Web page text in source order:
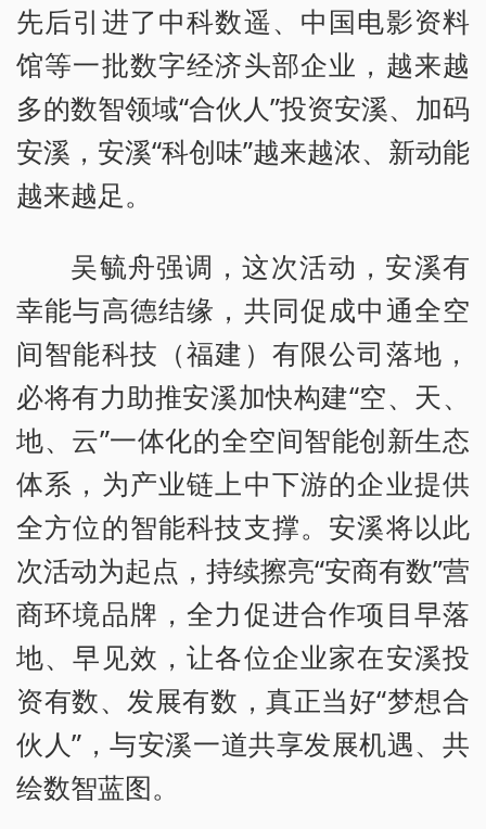
先后引进了中科数遥、中国电影资料
馆等一批数字经济头部企业，越来越
多的数智领域“合伙人”投资安溪、加码
安溪，安溪“科创味”越来越浓、新动能
越来越足。
吴毓舟强调，这次活动，安溪有
幸能与高德结缘，共同促成中通全空
间智能科技（福建）有限公司落地，
必将有力助推安溪加快构建“空、天、
地、云”一体化的全空间智能创新生态
体系，为产业链上中下游的企业提供
全方位的智能科技支撑。安溪将以此
次活动为起点，持续擦亮“安商有数”营
商环境品牌，全力促进合作项目早落
地、早见效，让各位企业家在安溪投
资有数、发展有数，真正当好“梦想合
伙人”，与安溪一道共享发展机遇、共
绘数智蓝图。